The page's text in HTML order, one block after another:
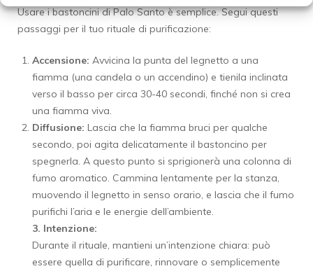
Usare i bastoncini di Palo Santo è semplice. Segui questi
passaggi per il tuo rituale di purificazione:
Accensione: Avvicina la punta del legnetto a una
fiamma (una candela o un accendino) e tienila inclinata
verso il basso per circa 30-40 secondi, finché non si crea
una fiamma viva.
Diffusione: Lascia che la fiamma bruci per qualche
secondo, poi agita delicatamente il bastoncino per
spegnerla. A questo punto si sprigionerà una colonna di
fumo aromatico. Cammina lentamente per la stanza,
muovendo il legnetto in senso orario, e lascia che il fumo
purifichi l’aria e le energie dell’ambiente.
3. Intenzione:
Durante il rituale, mantieni un’intenzione chiara: può
essere quella di purificare, rinnovare o semplicemente